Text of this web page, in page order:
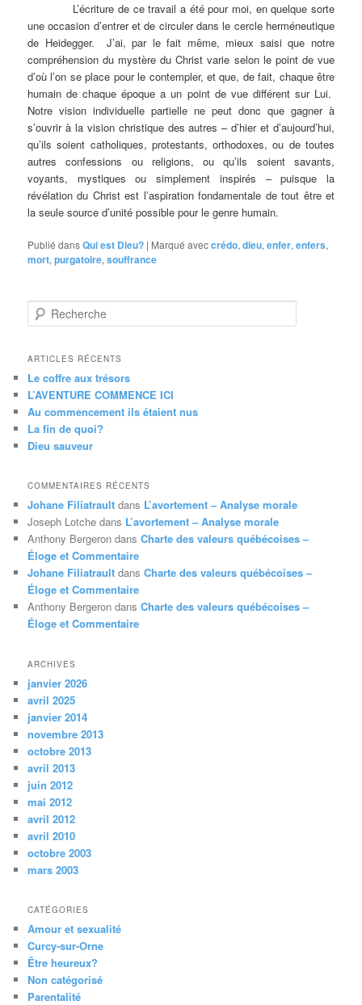
L’écriture de ce travail a été pour moi, en quelque sorte
une occasion d’entrer et de circuler dans le cercle herméneutique
de Heidegger. J’ai, par le fait même, mieux saisi que notre
compréhension du mystère du Christ varie selon le point de vue
d’où l’on se place pour le contempler, et que, de fait, chaque être
humain de chaque époque a un point de vue différent sur Lui.
Notre vision individuelle partielle ne peut donc que gagner à
s’ouvrir à la vision christique des autres – d’hier et d’aujourd’hui,
qu’ils soient catholiques, protestants, orthodoxes, ou de toutes
autres confessions ou religions, ou qu’ils soient savants,
voyants, mystiques ou simplement inspirés – puisque la
révélation du Christ est l’aspiration fondamentale de tout être et
la seule source d’unité possible pour le genre humain.
Publié dansQui est Dieu? | Marqué aveccrédo,dieu,enfer,enfers,
mort,purgatoire,souffrance
e
h
r
c
h
e
ARTICLES RÉCENTS
Le coffre aux trésors
L’AVENTURE COMMENCE ICI
Au commencement ils étaient nus
La fin de quoi?
Dieu sauveur
COMMENTAIRES RÉCENTS
Johane Filiatrault dans L’avortement – Analyse morale
Joseph Lotche dans L’avortement – Analyse morale
Anthony Bergeron dansCharte des valeurs québécoises –
Éloge et Commentaire
Johane Filiatrault dansCharte des valeurs québécoises –
Éloge et Commentaire
Anthony Bergeron dansCharte des valeurs québécoises –
Éloge et Commentaire
ARCHIVES
janvier 2026
avril 2025
janvier 2014
novembre 2013
octobre 2013
avril 2013
juin 2012
mai 2012
avril 2012
avril 2010
octobre 2003
mars 2003
CATÉGORIES
Amour et sexualité
Curcy-sur-Orne
Être heureux?
Non catégorisé
Parentalité